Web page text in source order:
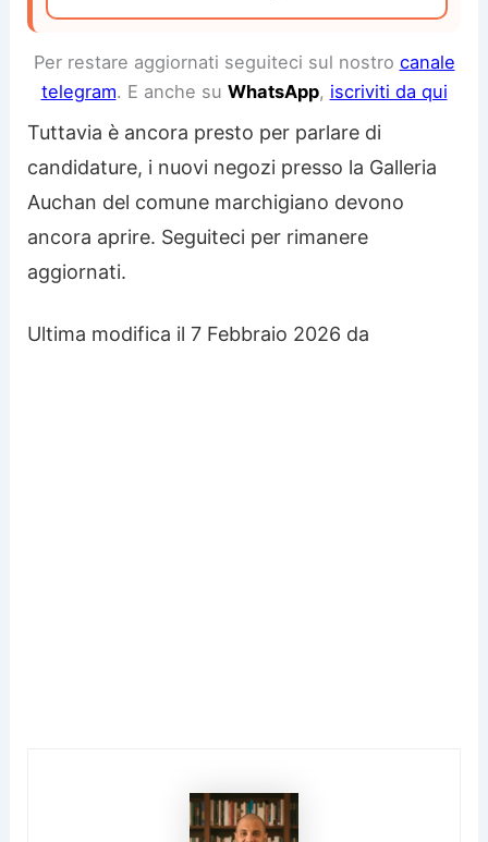
Per restare aggiornati seguiteci sul nostro canale
telegram. E anche su WhatsApp, iscriviti da qui
Tuttavia è ancora presto per parlare di
candidature, i nuovi negozi presso la Galleria
Auchan del comune marchigiano devono
ancora aprire. Seguiteci per rimanere
aggiornati.
Ultima modifica il 7 Febbraio 2026 da